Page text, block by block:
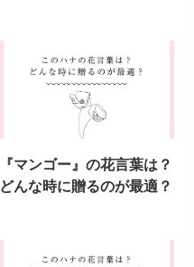
『マンゴー』の花言葉は？
どんな時に贈るのが最適？